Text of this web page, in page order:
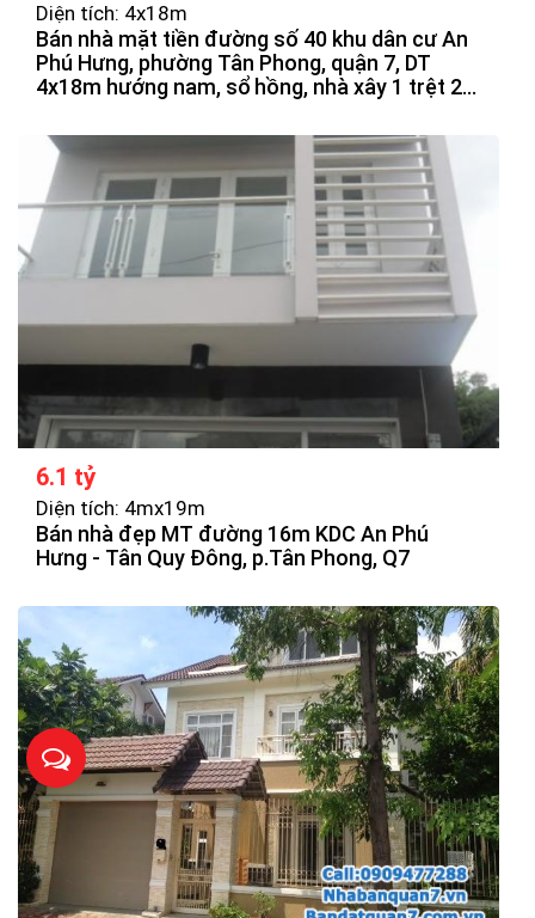
Diện tích: 4x18m
Bán nhà mặt tiền đường số 40 khu dân cư An
Phú Hưng, phường Tân Phong, quận 7, DT
4x18m hướng nam, sổ hồng, nhà xây 1 trệt 2
sông, giá bán 6tỷ2 thương lượng.
6.1 tỷ
Diện tích: 4mx19m
Bán nhà đẹp MT đường 16m KDC An Phú
Hưng - Tân Quy Đông, p.Tân Phong, Q7